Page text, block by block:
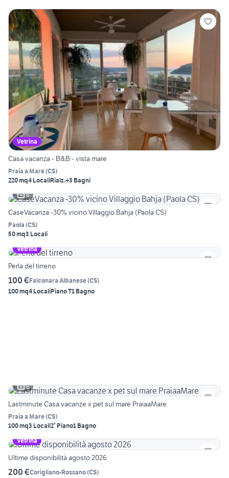
Vetrina
Casa vacanza - B&B - vista mare
Praia a Mare(CS)
220 mq4 LocaliRialz.+3 Bagni
6
CaseVacanza -30% vicino Villaggio Bahja (Paola CS)
Paola (CS)
50 mq3 Locali
Vetrina
Perla del tirreno
100 €Falconara Albanese(CS)
100 mq4 LocaliPiano T1 Bagno
6
Lastminute Casa vacanze x pet sul mare PraiaaMare
Praia a Mare(CS)
100 mq3 Locali2° Piano1 Bagno
Vetrina
Ultime disponibilità agosto 2026
200 €Corigliano-Rossano(CS)